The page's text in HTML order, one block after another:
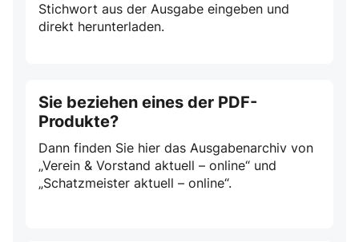
Stichwort aus der Ausgabe eingeben und
direkt herunterladen.
Sie beziehen eines der PDF-
Produkte?
Dann finden Sie hier das Ausgabenarchiv von
„Verein & Vorstand aktuell – online“ und
„Schatzmeister aktuell – online“.